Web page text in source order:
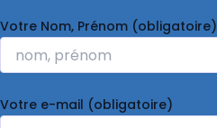
Votre Nom, Prénom (obligatoire)
Votre e-mail (obligatoire)